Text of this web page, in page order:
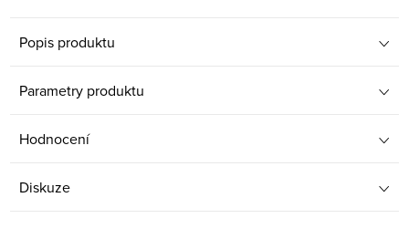
Popis produktu
Parametry produktu
Hodnocení
Diskuze